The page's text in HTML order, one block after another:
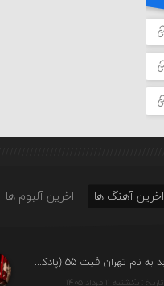
اخرین آهنگ ها اخرین آلبوم ها
دانلود آهنگ دیجی باربد به نام تهران فیت ۵۵ (پادکست)
تاریخ : یکشنبه ۱۱ مرداد ۱۴۰۵